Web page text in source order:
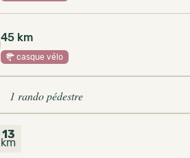
45 km
casque vélo
1 rando pédestre
13
km